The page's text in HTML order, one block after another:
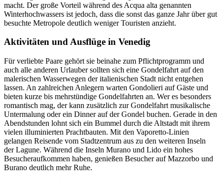
macht. Der große Vorteil während des Acqua alta genannten
Winterhochwassers ist jedoch, dass die sonst das ganze Jahr über gut
besuchte Metropole deutlich weniger Touristen anzieht.
Aktivitäten und Ausflüge in Venedig
Für verliebte Paare gehört sie beinahe zum Pflichtprogramm und
auch alle anderen Urlauber sollten sich eine Gondelfahrt auf den
malerischen Wasserwegen der italienischen Stadt nicht entgehen
lassen. An zahlreichen Anlegern warten Gondolieri auf Gäste und
bieten kurze bis mehrstündige Gondelfahrten an. Wer es besonders
romantisch mag, der kann zusätzlich zur Gondelfahrt musikalische
Untermalung oder ein Dinner auf der Gondel buchen. Gerade in den
Abendstunden lohnt sich ein Bummel durch die Altstadt mit ihrem
vielen illuminierten Prachtbauten. Mit den Vaporetto-Linien
gelangen Reisende vom Stadtzentrum aus zu den weiteren Inseln
der Lagune. Während die Inseln Murano und Lido ein hohes
Besucheraufkommen haben, genießen Besucher auf Mazzorbo und
Burano deutlich mehr Ruhe.